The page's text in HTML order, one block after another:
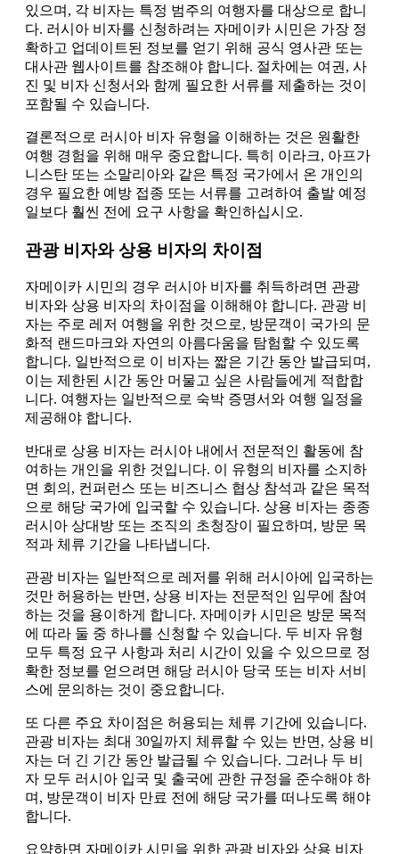
있으며, 각 비자는 특정 범주의 여행자를 대상으로 합니
다. 러시아 비자를 신청하려는 자메이카 시민은 가장 정
확하고 업데이트된 정보를 얻기 위해 공식 영사관 또는
대사관 웹사이트를 참조해야 합니다. 절차에는 여권, 사
진 및 비자 신청서와 함께 필요한 서류를 제출하는 것이
포함될 수 있습니다.
결론적으로 러시아 비자 유형을 이해하는 것은 원활한
여행 경험을 위해 매우 중요합니다. 특히 이라크, 아프가
니스탄 또는 소말리아와 같은 특정 국가에서 온 개인의
경우 필요한 예방 접종 또는 서류를 고려하여 출발 예정
일보다 훨씬 전에 요구 사항을 확인하십시오.
관광 비자와 상용 비자의 차이점
자메이카 시민의 경우 러시아 비자를 취득하려면 관광
비자와 상용 비자의 차이점을 이해해야 합니다. 관광 비
자는 주로 레저 여행을 위한 것으로, 방문객이 국가의 문
화적 랜드마크와 자연의 아름다움을 탐험할 수 있도록
합니다. 일반적으로 이 비자는 짧은 기간 동안 발급되며,
이는 제한된 시간 동안 머물고 싶은 사람들에게 적합합
니다. 여행자는 일반적으로 숙박 증명서와 여행 일정을
제공해야 합니다.
반대로 상용 비자는 러시아 내에서 전문적인 활동에 참
여하는 개인을 위한 것입니다. 이 유형의 비자를 소지하
면 회의, 컨퍼런스 또는 비즈니스 협상 참석과 같은 목적
으로 해당 국가에 입국할 수 있습니다. 상용 비자는 종종
러시아 상대방 또는 조직의 초청장이 필요하며, 방문 목
적과 체류 기간을 나타냅니다.
관광 비자는 일반적으로 레저를 위해 러시아에 입국하는
것만 허용하는 반면, 상용 비자는 전문적인 임무에 참여
하는 것을 용이하게 합니다. 자메이카 시민은 방문 목적
에 따라 둘 중 하나를 신청할 수 있습니다. 두 비자 유형
모두 특정 요구 사항과 처리 시간이 있을 수 있으므로 정
확한 정보를 얻으려면 해당 러시아 당국 또는 비자 서비
스에 문의하는 것이 중요합니다.
또 다른 주요 차이점은 허용되는 체류 기간에 있습니다.
관광 비자는 최대 30일까지 체류할 수 있는 반면, 상용 비
자는 더 긴 기간 동안 발급될 수 있습니다. 그러나 두 비
자 모두 러시아 입국 및 출국에 관한 규정을 준수해야 하
며, 방문객이 비자 만료 전에 해당 국가를 떠나도록 해야
합니다.
요약하면 자메이카 시민을 위한 관광 비자와 상용 비자